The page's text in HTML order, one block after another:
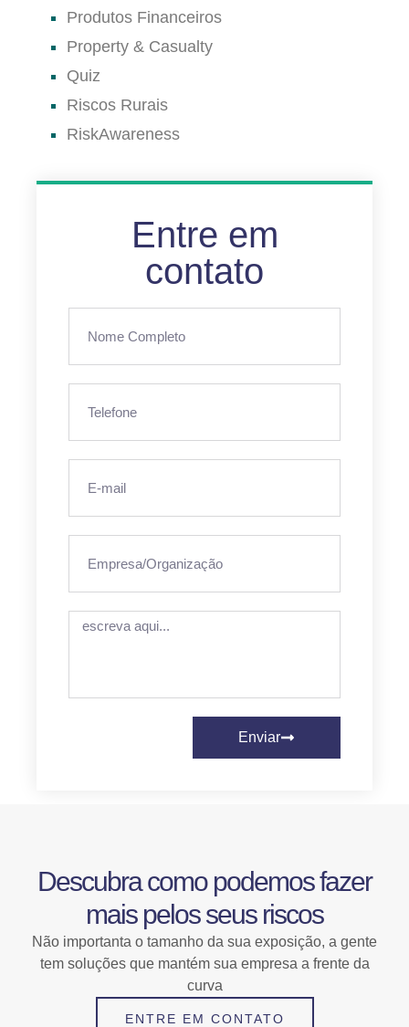
Produtos Financeiros
Property & Casualty
Quiz
Riscos Rurais
RiskAwareness
Entre em
contato
Enviar
Descubra como podemos fazer
mais pelos seus riscos
Não importanta o tamanho da sua exposição, a gente
tem soluções que mantém sua empresa a frente da
curva
ENTRE EM CONTATO